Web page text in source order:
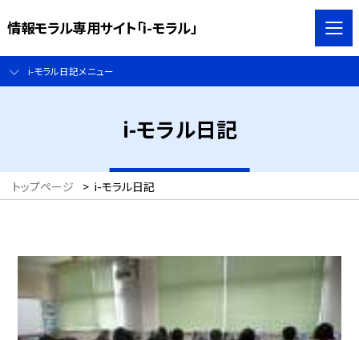
情報モラル専用サイト「i-モラル」
i-モラル日記メニュー
i-モラル日記
トップページ > i-モラル日記